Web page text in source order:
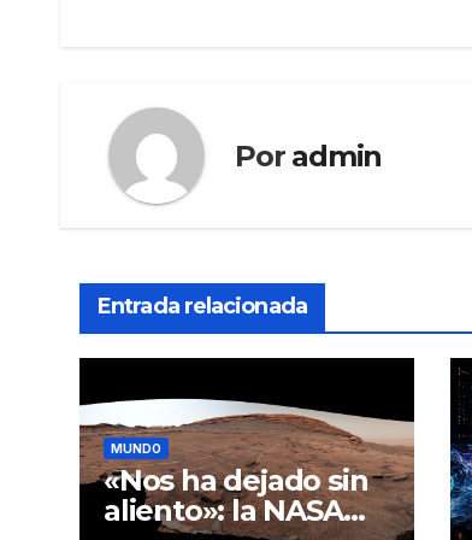
Por admin
Entrada relacionada
MUNDO
«Nos ha dejado sin
aliento»: la NASA